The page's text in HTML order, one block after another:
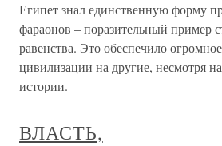
Египет знал единственную форму
фараонов – поразительный пример
равенства. Это обеспечило
цивилизации на другие, несмотря
истории.
ВЛАСТЬ,